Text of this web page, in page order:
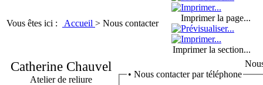
Vous êtes ici : Accueil > Nous contacter
Imprimer la page...
Imprimer la section...
Catherine Chauvel
Atelier de reliure
• Nous contacter par téléphone